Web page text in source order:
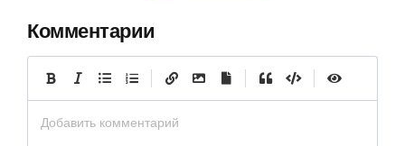
Комментарии
Добавить комментарий